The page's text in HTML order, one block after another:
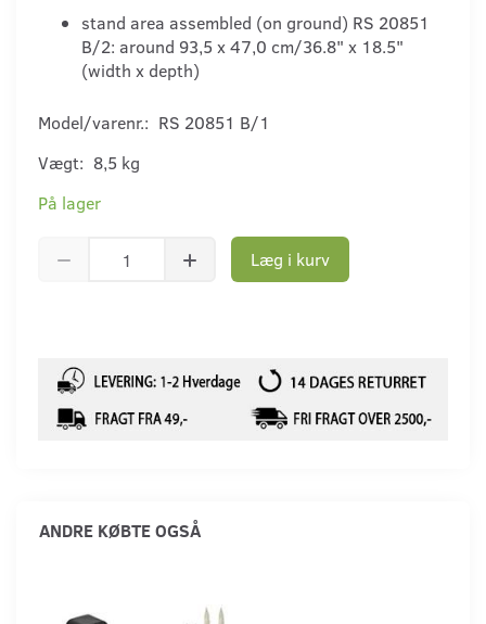
stand area assembled (on ground) RS 20851
B/2: around 93,5 x 47,0 cm/36.8" x 18.5"
(width x depth)
Model/varenr.: RS 20851 B/1
Vægt: 8,5 kg
På lager
Læg i kurv
ANDRE KØBTE OGSÅ